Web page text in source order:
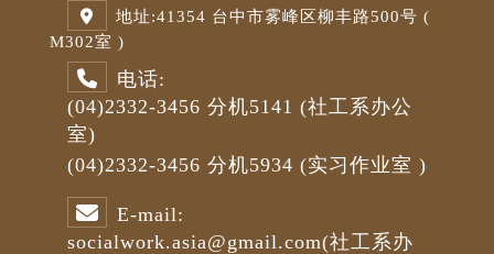
地址:41354 台中市雾峰区柳丰路500号 (
M302室 )
电话:
(04)2332-3456 分机5141 (社工系办公
室)
(04)2332-3456 分机5934 (实习作业室 )
E-mail:
socialwork.asia@gmail.com(社工系办